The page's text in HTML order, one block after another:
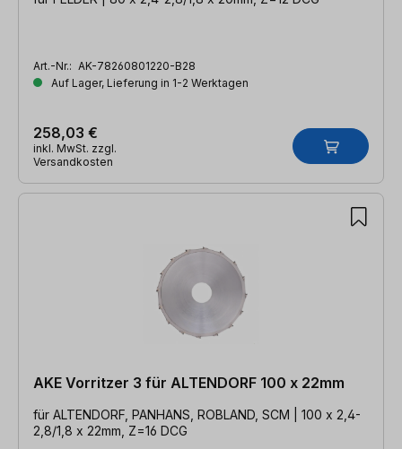
Art.-Nr.: AK-78260801220-B28
Auf Lager, Lieferung in 1-2 Werktagen
258,03 €
inkl. MwSt. zzgl.
Versandkosten
AKE Vorritzer 3 für ALTENDORF 100 x 22mm
für ALTENDORF, PANHANS, ROBLAND, SCM | 100 x 2,4-
2,8/1,8 x 22mm, Z=16 DCG